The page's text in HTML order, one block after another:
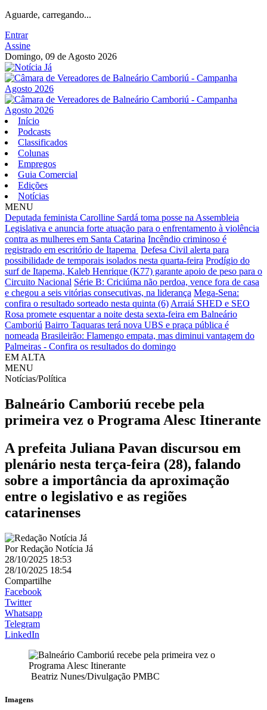
Aguarde, carregando...
Entrar
Assine
Domingo, 09 de Agosto 2026
Início
Podcasts
Classificados
Colunas
Empregos
Guia Comercial
Edições
Notícias
MENU
Deputada feminista Carolline Sardá toma posse na Assembleia
Legislativa e anuncia forte atuação para o enfrentamento à violência
contra as mulheres em Santa Catarina Incêndio criminoso é
registrado em escritório de Itapema Defesa Civil alerta para
possibilidade de temporais isolados nesta quarta-feira Prodígio do
surf de Itapema, Kaleb Henrique (K77) garante apoio de peso para o
Circuito Nacional Série B: Criciúma não perdoa, vence fora de casa
e chegou a seis vitórias consecutivas, na liderança Mega-Sena:
confira o resultado sorteado nesta quinta (6) Arraiá SHED e SEO
Rosa promete esquentar a noite desta sexta-feira em Balneário
Camboriú Bairro Taquaras terá nova UBS e praça pública é
nomeada Brasileirão: Flamengo empata, mas diminui vantagem do
Palmeiras - Confira os resultados do domingo
EM ALTA
MENU
Notícias/Política
Balneário Camboriú recebe pela
primeira vez o Programa Alesc Itinerante
A prefeita Juliana Pavan discursou em
plenário nesta terça-feira (28), falando
sobre a importância da aproximação
entre o legislativo e as regiões
catarinenses
PorRedação Notícia Já
28/10/2025 18:53
28/10/2025 18:54
Compartilhe
Facebook
Twitter
Whatsapp
Telegram
LinkedIn
Beatriz Nunes/Divulgação PMBC
Imagens